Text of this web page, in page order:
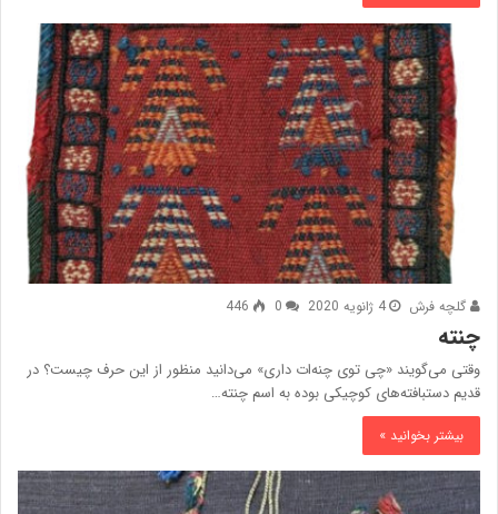
گلچه فرش 4 ژانویه 2020 0
446
چنته
وقتی می‌گویند «چی توی چنه‌ات داری» می‌دانید منظور از این حرف چیست؟ در
قدیم دستبافته‌های کوچیکی بوده به اسم چنته…
بیشتر بخوانید »